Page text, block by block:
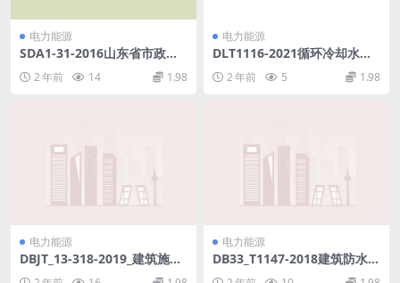
电力能源
SDA1-31-2016山东省市政工
程消耗量定额第八~十册.pdf
2 年前 14 1.98
电力能源
DLT1116-2021循环冷却水用
杀菌剂性能评价(2.2MB)pdf
2 年前 5 1.98
电力能源
DBJT_13-318-2019_建筑施工
电力能源
DB33_T1147-2018建筑防水工